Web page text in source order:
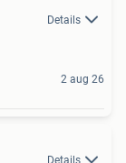
Details
2 aug 26
Details